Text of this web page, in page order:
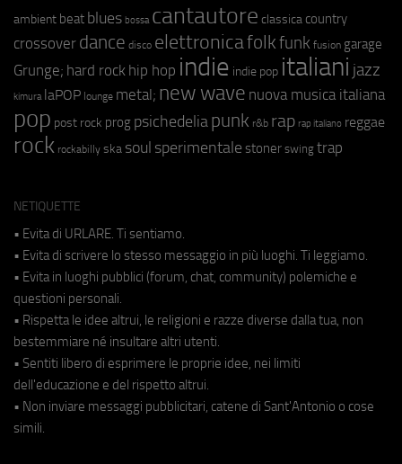
ambient beat blues bossa cantautore classica country
crossover dance disco elettronicafolkfunk fusion garage
Grunge; hard rock hip hop indie indie pop italiani jazz
kimura laPOP lounge metal; new wave nuova musica italiana
pop post rock prog psichedeliapunk r&b rap rap italiano reggae
rock rockabilly ska soul sperimentale stoner swing trap
NETIQUETTE
• Evita di URLARE. Ti sentiamo.
• Evita di scrivere lo stesso messaggio in più luoghi. Ti leggiamo.
• Evita in luoghi pubblici (forum, chat, community) polemiche e
questioni personali.
• Rispetta le idee altrui, le religioni e razze diverse dalla tua, non
bestemmiare né insultare altri utenti.
• Sentiti libero di esprimere le proprie idee, nei limiti
dell'educazione e del rispetto altrui.
• Non inviare messaggi pubblicitari, catene di Sant'Antonio o cose
simili.